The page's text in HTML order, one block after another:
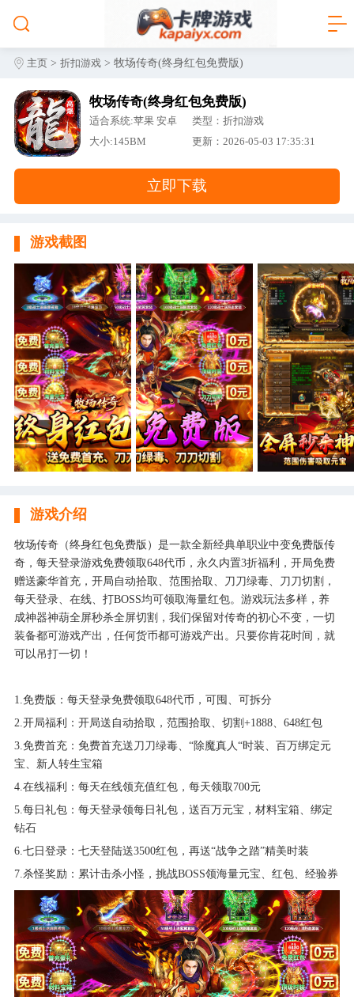
主页 >折扣游戏 > 牧场传奇(终身红包免费版)
牧场传奇(终身红包免费版)
适合系统:苹果 安卓
类型：折扣游戏
大小:145BM
更新：2026-05-03 17:35:31
立即下载
游戏截图
游戏介绍
牧场传奇（终身红包免费版）是一款全新经典单职业中变免费版传
奇，每天登录游戏免费领取648代币，永久内置3折福利，开局免费
赠送豪华首充，开局自动拾取、范围拾取、刀刀绿毒、刀刀切割，
每天登录、在线、打BOSS均可领取海量红包。游戏玩法多样，养
成神器神葫全屏秒杀全屏切割，我们保留对传奇的初心不变，一切
装备都可游戏产出，任何货币都可游戏产出。只要你肯花时间，就
可以吊打一切！
1.免费版：每天登录免费领取648代币，可囤、可拆分
2.开局福利：开局送自动拾取，范围拾取、切割+1888、648红包
3.免费首充：免费首充送刀刀绿毒、“除魔真人“时装、百万绑定元
宝、新人转生宝箱
4.在线福利：每天在线领充值红包，每天领取700元
5.每日礼包：每天登录领每日礼包，送百万元宝，材料宝箱、绑定
钻石
6.七日登录：七天登陆送3500红包，再送“战争之踏”精美时装
7.杀怪奖励：累计击杀小怪，挑战BOSS领海量元宝、红包、经验券